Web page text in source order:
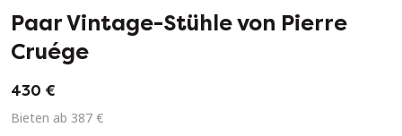
Paar Vintage-Stühle von Pierre
Cruége
430 €
Bieten ab 387 €